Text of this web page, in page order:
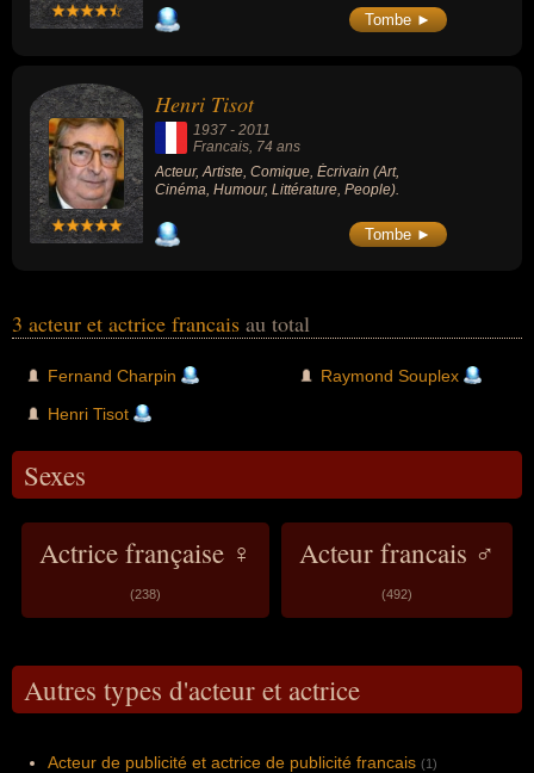
Tombe ►
Henri Tisot
1937 - 2011
Francais, 74 ans
Acteur, Artiste, Comique, Écrivain (Art,
Cinéma, Humour, Littérature, People).
Tombe ►
3 acteur et actrice francais au total
Fernand Charpin
Henri Tisot
Raymond Souplex
Sexes
Actrice française ♀
(238)
Acteur francais ♂
(492)
Autres types d'acteur et actrice
Acteur de publicité et actrice de publicité francais (1)